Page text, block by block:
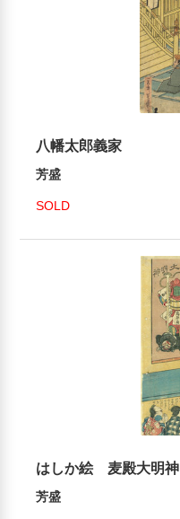
八幡太郎義家
芳盛
SOLD
はしか絵 麦殿大明神
芳盛